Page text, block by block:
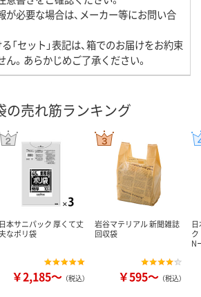
が必要な場合は、メーカー等にお問い合
「セット」表記は、箱でのお届けをお約束
。あらかじめご了承ください。
の売れ筋ランキング
日本サニパック 厚くて丈
なポリ袋
￥2,185～ （税込）
岩谷マテリアル 新聞雑誌
回収袋
￥595～ （税込）
ク
N